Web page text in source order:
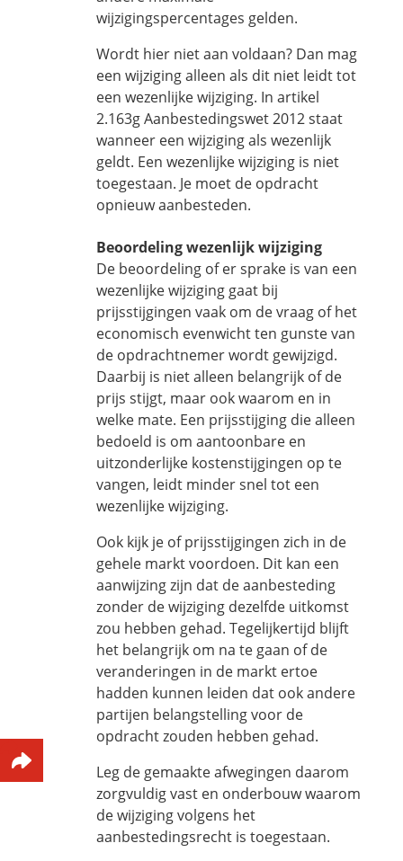
wijzigingspercentages gelden.
Wordt hier niet aan voldaan? Dan mag
een wijziging alleen als dit niet leidt tot
een wezenlijke wijziging. In artikel
2.163g Aanbestedingswet 2012 staat
wanneer een wijziging als wezenlijk
geldt. Een wezenlijke wijziging is niet
toegestaan. Je moet de opdracht
opnieuw aanbesteden.
Beoordeling wezenlijk wijziging
De beoordeling of er sprake is van een
wezenlijke wijziging gaat bij
prijsstijgingen vaak om de vraag of het
economisch evenwicht ten gunste van
de opdrachtnemer wordt gewijzigd.
Daarbij is niet alleen belangrijk of de
prijs stijgt, maar ook waarom en in
welke mate. Een prijsstijging die alleen
bedoeld is om aantoonbare en
uitzonderlijke kostenstijgingen op te
vangen, leidt minder snel tot een
wezenlijke wijziging.
Ook kijk je of prijsstijgingen zich in de
gehele markt voordoen. Dit kan een
aanwijzing zijn dat de aanbesteding
zonder de wijziging dezelfde uitkomst
zou hebben gehad. Tegelijkertijd blijft
het belangrijk om na te gaan of de
veranderingen in de markt ertoe
hadden kunnen leiden dat ook andere
partijen belangstelling voor de
opdracht zouden hebben gehad.
Leg de gemaakte afwegingen daarom
zorgvuldig vast en onderbouw waarom
de wijziging volgens het
aanbestedingsrecht is toegestaan.